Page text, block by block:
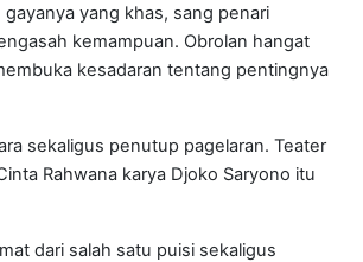
yang khas, sang penari
kemampuan. Obrolan hangat
kesadaran tentang pentingnya
sekaligus penutup pagelaran. Teater
Rahwana karya Djoko Saryono itu
dari salah satu puisi sekaligus